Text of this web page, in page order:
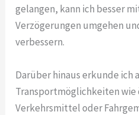
gelangen, kann ich besser
Verzögerungen umgehen
verbessern.
Darüber hinaus erkunde ich
Transportmöglichkeiten
Verkehrsmittel oder